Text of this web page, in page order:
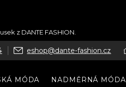
z DANTE FASHION.
eshop@dante-fashion.cz
MÓDA NADMĚRNÁ MÓDA